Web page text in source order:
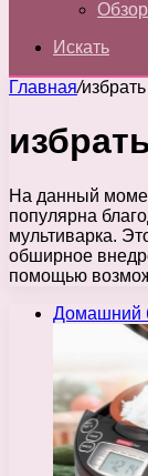
Искать
Главная/
На данный
популярна
мультиварка.
обширное
помощью
Домашний